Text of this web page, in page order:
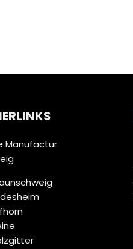
Manufactur